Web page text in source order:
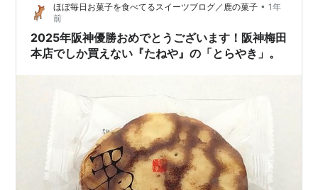
ほぼ毎日お菓子を食べてるスイーツブログ／鹿の菓子 • 1年
前
2025年阪神優勝おめでとうございます！阪神梅田
本店でしか買えない『たねや』の「とらやき」。